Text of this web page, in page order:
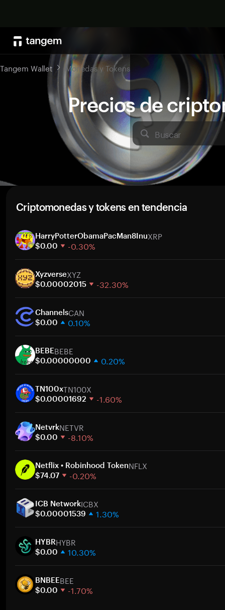
Precios de
Buscar
Tangem Wallet Monedas y Tokens
Criptomonedas y tokens en tendencia
HarryPotterObamaPacMan8InuXRP
$0.00 -0.30%
30 días
Capitalización de mercado
XyzverseXYZ
$0.00002015 -32.30%
30 días
Capitalización de mercado
ChannelsCAN
$0.00 0.10%
30 días
Capitalización de mercado
BEBEBEBE
$0.00000000 0.20%
30 días
Capitalización de mercado
TN100xTN100X
$0.00001692 -1.60%
30 días
Capitalización de mercado
NetvrkNETVR
$0.00 -8.10%
30 días
Capitalización de mercado
Netflix • Robinhood TokenNFLX
$74.07 -0.20%
30 días
Capitalización de mercado
ICB NetworkICBX
$0.00001539 1.30%
30 días
Capitalización de mercado
HYBRHYBR
$0.00 10.30%
30 días
Capitalización de mercado
BNBEEBEE
$0.00 -1.70%